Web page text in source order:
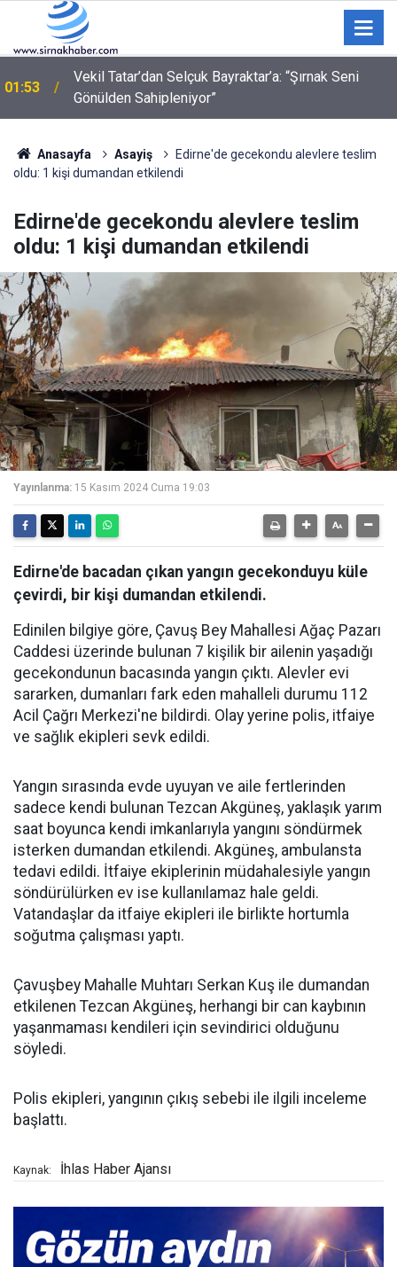
01:09
"Ne bakıyorsun" kavgasında 3 kişi bıçak ve silahla
yaralandı
Anasayfa Asayiş
Edirne'de gecekondu alevlere teslim
oldu: 1 kişi dumandan etkilendi
Edirne'de gecekondu alevlere teslim
oldu: 1 kişi dumandan etkilendi
Yayınlanma: 15 Kasım 2024 Cuma 19:03
Edirne'de bacadan çıkan yangın gecekonduyu küle
çevirdi, bir kişi dumandan etkilendi.
Edinilen bilgiye göre, Çavuş Bey Mahallesi Ağaç Pazarı
Caddesi üzerinde bulunan 7 kişilik bir ailenin yaşadığı
gecekondunun bacasında yangın çıktı. Alevler evi
sararken, dumanları fark eden mahalleli durumu 112
Acil Çağrı Merkezi'ne bildirdi. Olay yerine polis, itfaiye
ve sağlık ekipleri sevk edildi.
Yangın sırasında evde uyuyan ve aile fertlerinden
sadece kendi bulunan Tezcan Akgüneş, yaklaşık yarım
saat boyunca kendi imkanlarıyla yangını söndürmek
isterken dumandan etkilendi. Akgüneş, ambulansta
tedavi edildi. İtfaiye ekiplerinin müdahalesiyle yangın
söndürülürken ev ise kullanılamaz hale geldi.
Vatandaşlar da itfaiye ekipleri ile birlikte hortumla
soğutma çalışması yaptı.
Çavuşbey Mahalle Muhtarı Serkan Kuş ile dumandan
etkilenen Tezcan Akgüneş, herhangi bir can kaybının
yaşanmaması kendileri için sevindirici olduğunu
söyledi.
Polis ekipleri, yangının çıkış sebebi ile ilgili inceleme
başlattı.
Kaynak: İhlas Haber Ajansı